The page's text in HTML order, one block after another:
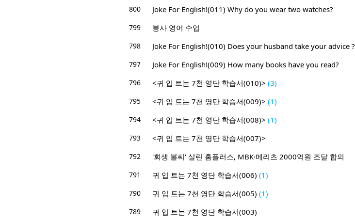
800
Joke For English!(011) Why do you wear two watches?
799
봉사 영어 수업
798
Joke For English!(010) Does your husband take your advice ?
797
Joke For English!(009) How many books have you read?
796
<귀 입 트는 7천 영단 학습서(010)> (3)
795
<귀 입 트는 7천 영단 학습서(009)> (1)
794
<귀 입 트는 7천 영단 학습서(008)> (1)
793
<귀 입 트는 7천 영단 학습서(007)>
792
'회생 불씨' 살린 홈플러스, MBK·메리츠 2000억원 조달 합의
791
귀 입 트는 7천 영단 학습서(006) (1)
790
귀 입 트는 7천 영단 학습서(005) (1)
789
귀 입 트는 7천 영단 학습서(003)